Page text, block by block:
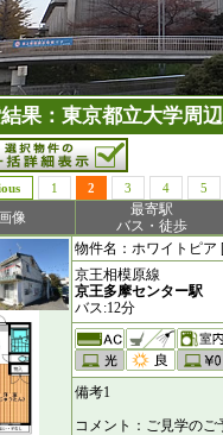
果：東京都立大学周
1 2 3 4 5
像
最寄駅
バス・徒歩
物件名：ホワイトピア
京王相模原線
京王多摩センター駅
バス:12分
備考1
コメント：ご見学のご